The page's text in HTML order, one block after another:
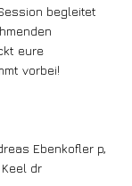
begleitet
eure
vorbei!
Ebenkofler p,
dr